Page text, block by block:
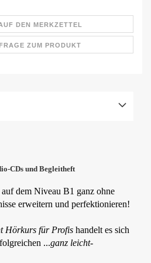
DEN MERKZETTEL
ZUM PRODUKT
CDs und Begleitheft
dem Niveau B1 ganz ohne
erweitern und perfektionieren!
Hörkurs für Profis handelt es sich
...ganz leicht-